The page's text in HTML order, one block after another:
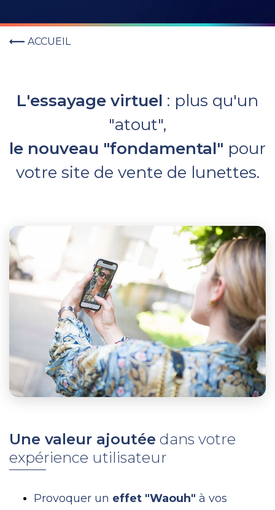
ACCUEIL
L'essayage virtuel : plus qu'un
"atout",
le nouveau "fondamental" pour
votre site de vente de lunettes.
Une valeur ajoutée dans votre
expérience utilisateur
Provoquer un effet "Waouh" à vos